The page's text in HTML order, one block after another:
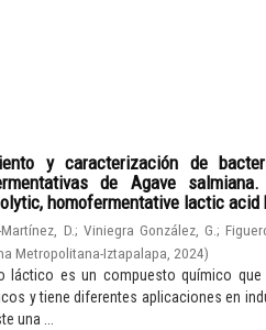
y caracterización de
de Agave
homofermentative lactic acid
D.; Viniegra González, G. ;
Metropolitana-Iztapalapa 2024)
láctico es un compuesto químico
y tiene diferentes aplicaciones en
una ...